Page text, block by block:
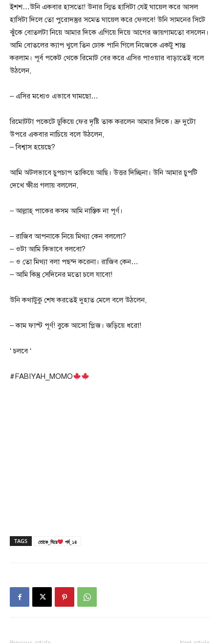
ইশশ…উনি একবার হাসতো! উনার স্মিত হাসিটা যেই ঘায়েল করে আসল
হাসিটা দিলে তো পুরোদস্তুর সমেত ঘায়েল করে ফেলবে! উনি সামনের সিটে
ঝুঁকে বোতলটা নিয়ে আমার দিকে এগিয়ে দিয়ে আগের জায়গামতো বসলেন।
আমি বোতলের ক্যাপ খুলে তিন ঢোক পানি গিলে নিজেকে একটু শান্ত
করলাম। পূর্ব পকেট থেকে রিমোট বের করে এসির পাওয়ার বাড়াতেই বলে
উঠলেন,
– এসির মধ্যেও এভাবে ঘামছো…
রিমোটটা পকেটে ঢুকিয়ে ফের দৃষ্টি তাক করলেন আমার দিকে। ভ্রু দুটো
উপরে একবার নাচিয়ে বলে উঠলেন,
– বিশ্বাস হয়েছে?
আমি অটলভাবে চুপচাপ তাকিয়ে আছি। উত্তর দিচ্ছিনা। উনি আমার চুপটি
দেখে ক্ষীপ্র গলায় বললেন,
– আল্লাহ্ পাকের কসম আমি নাস্তিক না পূর্ণ।
– রাজিব আপনাকে নিয়ে মিথ্যা কেন বললো?
– ওটা আমি কিভাবে বলবো?
– ও তো মিথ্যা বলা পছন্দ করেনা। রাজিব কেন…
– আমি কিন্তু সেদিনের মতো চলে যাবো!
উনি কথাটুকু শেষ করতেই দুহাত মেলে বলে উঠলেন,
– কাম ফাস্ট পূর্ণ! বুকে আসো প্লিজ। জড়িয়ে ধরো!
‘ চলবে ‘
#FABIYAH_MOMO
TAGS তোকে_ঘিরে পর্ব_১৪